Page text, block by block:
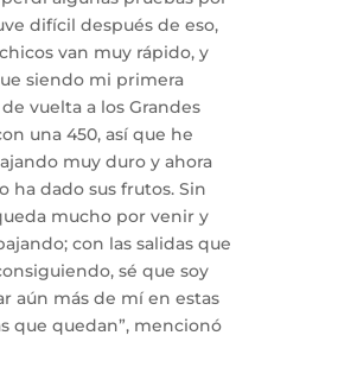
difícil después de eso,
van muy rápido, y
siendo mi primera
vuelta a los Grandes
una 450, así que he
muy duro y ahora
ha dado sus frutos. Sin
mucho por venir y
con las salidas que
sé que soy
aún más de mí en estas
que quedan”, mencionó